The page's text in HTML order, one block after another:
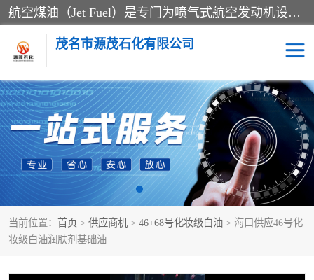
航空煤油（Jet Fuel）是专门为喷气式航空发动机设计的高纯度燃料，主要分为Jet A、Jet A-1和Jet B等类型。其特点是闪点高、低温流动性好，并添加了抗静电剂和抗氧化剂以确保飞行安全。航空煤油需
茂名市源茂石化有限公司
当前位置： 首页 > 供应商机 > 46+68号化妆级白油 > 海口供应46号化
妆级白油润肤剂基础油
RP3航空煤油 D20+D30溶剂油
D40+D60溶剂油 D80+D100溶剂油
6号+120号溶剂油 260号溶剂油
异构烷烃 天然乳胶